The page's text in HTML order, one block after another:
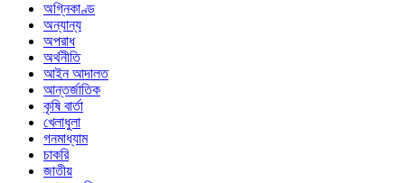
অগ্নিকাণ্ড
অন্যান্য
অপরাধ
অর্থনীতি
আইন আদালত
আন্তর্জাতিক
কৃষি বার্তা
খেলাধুলা
গনমাধ্যাম
চাকরি
জাতীয়